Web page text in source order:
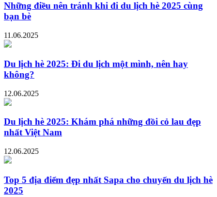
Những điều nên tránh khi đi du lịch hè 2025 cùng
bạn bè
11.06.2025
Du lịch hè 2025: Đi du lịch một mình, nên hay
không?
12.06.2025
Du lịch hè 2025: Khám phá những đồi cỏ lau đẹp
nhất Việt Nam
12.06.2025
Top 5 địa điểm đẹp nhất Sapa cho chuyến du lịch hè
2025